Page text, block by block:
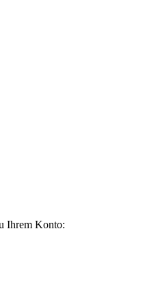
Ihrem Konto: